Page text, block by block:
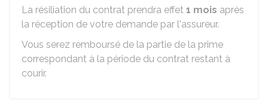
La résiliation du contrat prendra effet 1 mois après
la réception de votre demande par l'assureur.
Vous serez remboursé de la partie de la prime
correspondant à la période du contrat restant à
courir.